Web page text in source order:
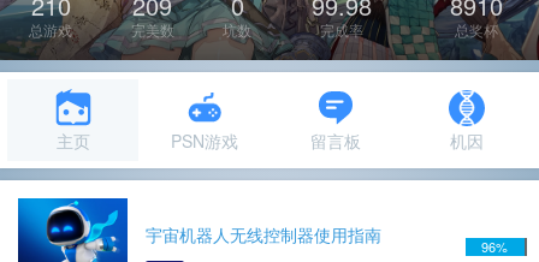
总游戏 完美数 坑数 完成率 总奖杯
主页 PSN游戏 留言板 机因
宇宙机器人无线控制器使用指南 96%